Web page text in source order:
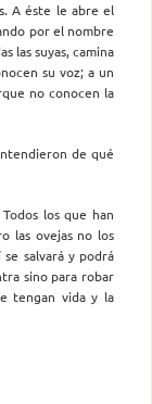
A éste le abre el
por el nombre
las suyas, camina
su voz; a un
no conocen la
de qué
los que han
las ovejas no los
salvará y podrá
sino para robar
tengan vida y la